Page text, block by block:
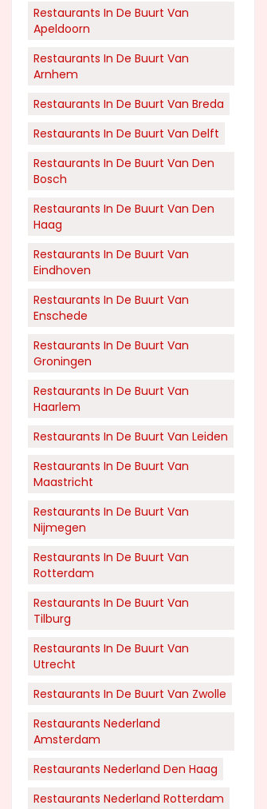
Restaurants In De Buurt Van
Apeldoorn
Restaurants In De Buurt Van
Arnhem
Restaurants In De Buurt Van Breda
Restaurants In De Buurt Van Delft
Restaurants In De Buurt Van Den
Bosch
Restaurants In De Buurt Van Den
Haag
Restaurants In De Buurt Van
Eindhoven
Restaurants In De Buurt Van
Enschede
Restaurants In De Buurt Van
Groningen
Restaurants In De Buurt Van
Haarlem
Restaurants In De Buurt Van Leiden
Restaurants In De Buurt Van
Maastricht
Restaurants In De Buurt Van
Nijmegen
Restaurants In De Buurt Van
Rotterdam
Restaurants In De Buurt Van
Tilburg
Restaurants In De Buurt Van
Utrecht
Restaurants In De Buurt Van Zwolle
Restaurants Nederland
Amsterdam
Restaurants Nederland Den Haag
Restaurants Nederland Rotterdam